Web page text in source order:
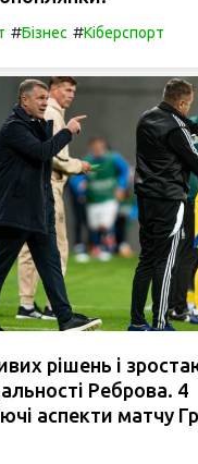
#Бізнес #Кіберспорт
рішень і
Реброва. 4
аспекти матчу